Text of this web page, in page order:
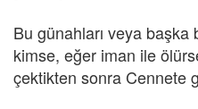
Bu günahları veya başka
kimse, eğer iman ile
çektikten sonra Cennete